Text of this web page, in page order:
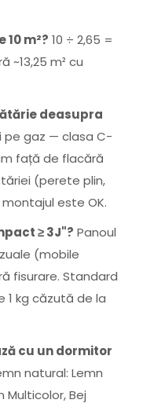
m²? 10 ÷ 2,65 =
~13,25 m² cu
deasupra
pe gaz — clasa C-
față de flacără
(perete plin,
este OK.
≥ 3J"? Panoul
(mobile
fisurare. Standard
1 kg căzută de la
cu un dormitor
natural: Lemn
Multicolor, Bej